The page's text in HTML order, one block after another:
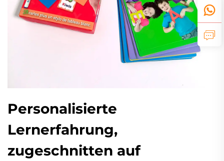
Personalisierte
Lernerfahrung,
zugeschnitten auf